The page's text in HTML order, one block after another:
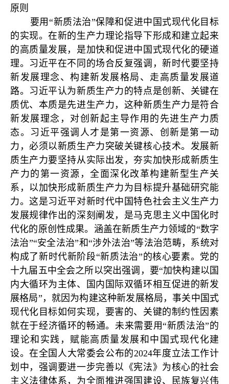
原则
要用“新质法治”保障和促进中国式现代化目标
的实现。在新的生产力理论指导下形成和建立起来
的高质量发展，是加快和促进中国式现代化的硬道
理。习近平在不同的场合反复强调，新时代要坚持
新发展理念、构建新发展格局、走高质量发展道
路。习近平认为新质生产力的特点是创新、关键在
质优、本质是先进生产力，这种新质生产力是符合
新发展理念，对创新起主导作用的先进生产力质
态。习近平强调人才是第一资源、创新是第一动
力，必须以新质生产力突破关键核心技术。发展新
质生产力要坚持从实际出发，夯实加快形成新质生
产力的第一资源，全面深化改革构建新型生产关
系，以加快形成新质生产力为目标提升基础研究能
力。这是习近平对新时代中国特色社会主义生产力
发展规律作出的深刻阐发，是马克思主义中国化时
代化的原创性成果。涵盖在新质生产力领域的“数字
法治”“安全法治”和“涉外法治”等法治范畴，系统对
构成了新时代新阶段“新质法治”的核心要素。党的
十九届五中全会之所以突出强调，要“加快构建以国
内大循环为主体、国内国际双循环相互促进的新发
展格局”，就因为构建这种新发展格局，事关中国式
现代化目标如何实现，要害的、关键的制约性因素
就在于经济循环的畅通。未来需要用“新质法治”的
理论和实践，赋能高质量发展和中国式现代化建
设。在全国人大常委会公布的2024年度立法工作计
划中，强调要进一步完善以《宪法》为核心的社会
主义法律体系，为全面推进强国建设、民族复兴伟